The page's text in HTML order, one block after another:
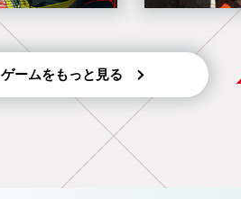
ゲームをもっと見る